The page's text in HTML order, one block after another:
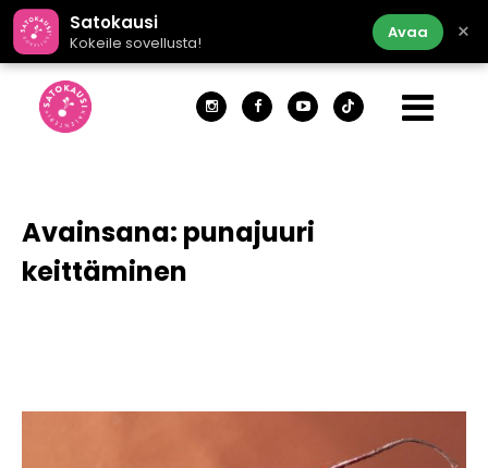
Satokausi
Kokeile sovellusta!
Avaa ×
Avainsana: punajuuri
keittäminen